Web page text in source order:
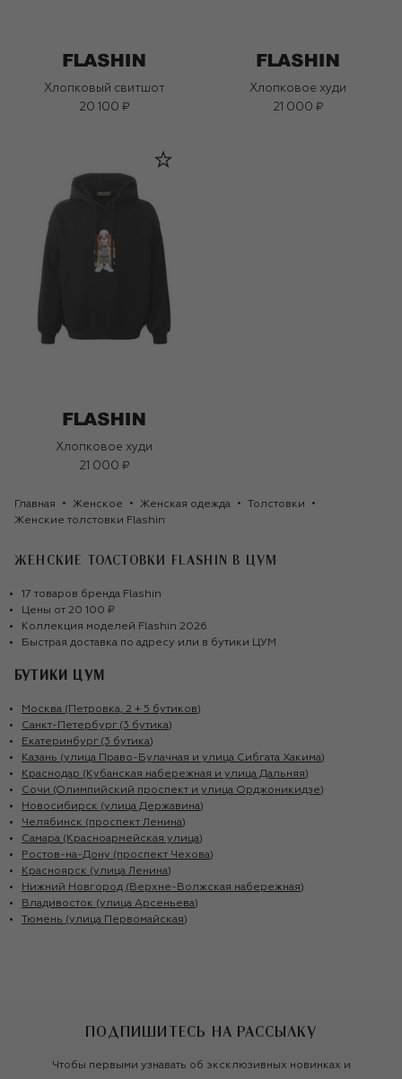
Хлопковый свитшот
20 100 ₽
Хлопковое худи
21 000 ₽
Хлопковое худи
21 000 ₽
Главная Женское Женская одежда
Толстовки
Женские толстовки Flashin
ЖЕНСКИЕ ТОЛСТОВКИ FLASHIN В ЦУМ
17 товаров бренда Flashin
Цены от 20 100 ₽
Коллекция моделей Flashin 2026
Быстрая доставка по адресу или в бутики ЦУМ
БУТИКИ ЦУМ
Москва (Петровка, 2 + 5 бутиков)
Санкт-Петербург (3 бутика)
Екатеринбург (3 бутика)
Казань (улица Право-Булачная и улица Сибгата Хакима)
Краснодар (Кубанская набережная и улица Дальняя)
Сочи (Олимпийский проспект и улица Орджоникидзе)
Новосибирск (улица Державина)
Челябинск (проспект Ленина)
Самара (Красноармейская улица)
Ростов-на-Дону (проспект Чехова)
Красноярск (улица Ленина)
Нижний Новгород (Верхне-Волжская набережная)
Владивосток (улица Арсеньева)
Тюмень (улица Первомайская)
ПОДПИШИТЕСЬ НА РАССЫЛКУ
Чтобы первыми узнавать об эксклюзивных новинках и